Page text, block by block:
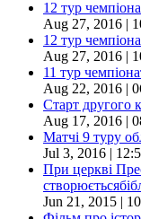
12 тур
Aug 27, 2016 |
12 тур
Aug 27, 2016 |
11 тур
Aug 22, 2016 |
Старт другого
Aug 17, 2016 |
Матчі 9 туру
Jul 3, 2016 |
При церкві
Jun 21, 2015 |